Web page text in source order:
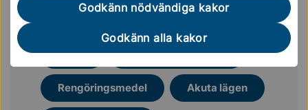
Godkänn nödvändiga kakor
Godkänn alla kakor
Mer läsning för dig
Avfall Bekämpningsmedel
Rengöringsmedel Akuta lägen